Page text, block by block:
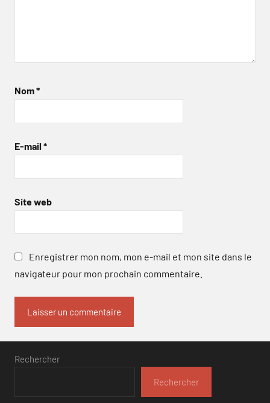
Nom*
E-mail *
Site web
Enregistrer mon nom, mon e-mail et mon site dans le
navigateur pour mon prochain commentaire.
Rechercher
Rechercher